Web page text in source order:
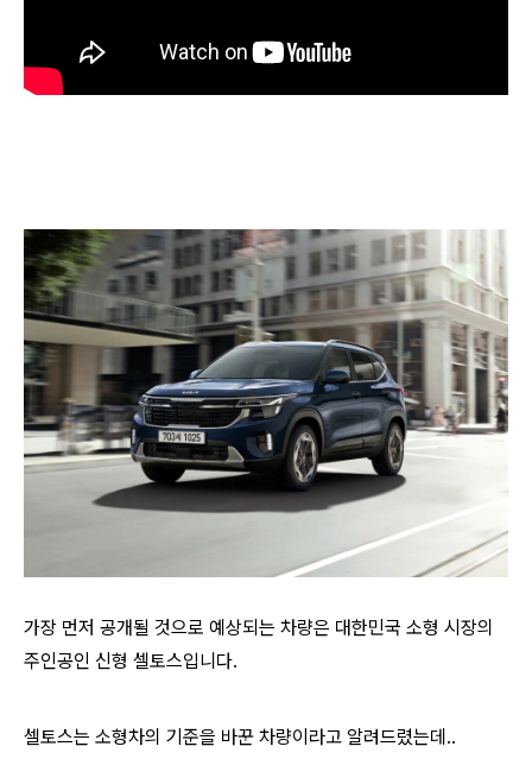
가장 먼저 공개될 것으로 예상되는 차량은 대한민국 소형 시장의
주인공인 신형 셀토스입니다.
셀토스는 소형차의 기준을 바꾼 차량이라고 알려드렸는데..